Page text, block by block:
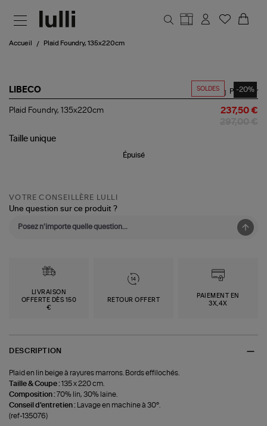
Accueil Plaid Foundry, 135x220cm
SOLDES -20%
LIBECO
Plaid
Partager
Plaid Foundry, 135x220cm 237,50 €
Taille unique
Épuisé
VOTRE CONSEILLÈRE LULLI
Une question sur ce produit ?
LIVRAISON
OFFERTE DÈS 150
€
RETOUR OFFERT
PAIEMENT EN
3X,4X
DESCRIPTION
Plaid en lin beige à rayures marrons. Bords effilochés.
Taille & Coupe :135 x 220 cm.
Composition :70% lin, 30% laine.
Conseil d'entretien :
Lavage en machine à 30°.
(ref-135076)